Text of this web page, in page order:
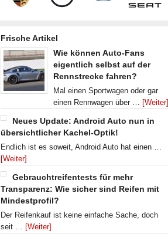
Frische Artikel
Wie können Auto-Fans
eigentlich selbst auf der
Rennstrecke fahren?
Mal einen Sportwagen oder gar
einen Rennwagen über … [Weiter]
Neues Update: Android Auto nun in
übersichtlicher Kachel-Optik!
Endlich ist es soweit, Android Auto hat einen …
[Weiter]
Gebrauchtreifentests für mehr
Transparenz: Wie sicher sind Reifen mit
Mindestprofil?
Der Reifenkauf ist keine einfache Sache, doch
seit … [Weiter]